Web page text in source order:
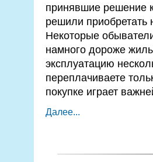
принявшие решение
решили приобретать
Некоторые
намного дороже
эксплуатацию
переплачиваете
покупке играет
Далее...